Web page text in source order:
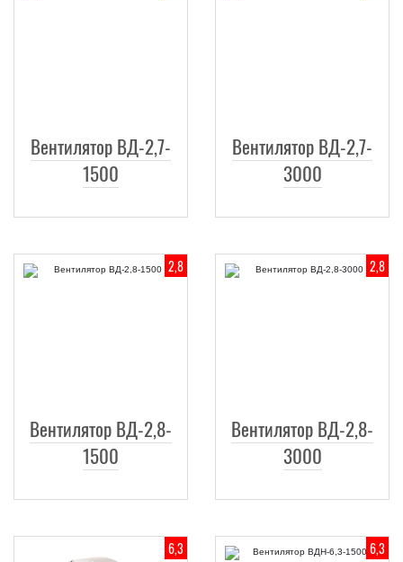
Вентилятор ВД-2,7-
1500
Вентилятор ВД-2,7-
3000
2,8
Вентилятор ВД-2,8-
1500
2,8
Вентилятор ВД-2,8-
3000
6,3 6,3